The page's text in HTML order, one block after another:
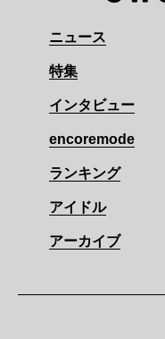
ニュース
特集
インタビュー
encoremode
ランキング
アイドル
アーカイブ